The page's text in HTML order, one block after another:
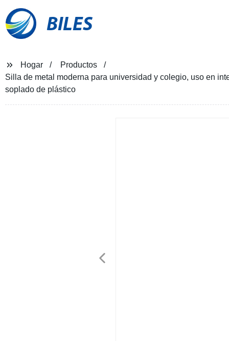
BILES
Hogar
Productos
Silla de metal moderna para universidad y colegio, uso en
soplado de plástico